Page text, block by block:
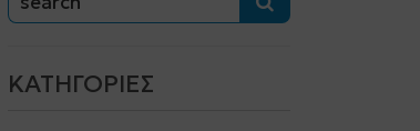
ΚΑΤΗΓΟΡΊΕΣ